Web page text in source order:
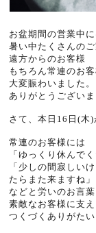
お盆期間の営業中に
暑い中たくさんの
遠方からのお客様
もちろん常連のお
大変賑わいました。
ありがとうございま
さて、本日16日(木
常連のお客様には
「ゆっくり休んで
「少しの間寂しい
たらまた来ますね」
などと労いのお言葉
素敵なお客様に支
つくづくありがたい